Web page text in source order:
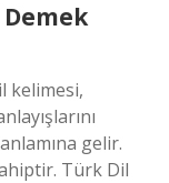
kelimesi,
gelir.
Türk Dil